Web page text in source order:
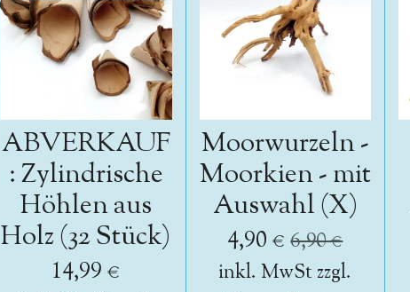
ABVERKAUF
: Zylindrische
Höhlen aus
Holz (32 Stück)
14,99 €
Moorwurzeln -
Moorkien - mit
Auswahl (X)
4,90 € 6,90 €
inkl. MwSt zzgl.